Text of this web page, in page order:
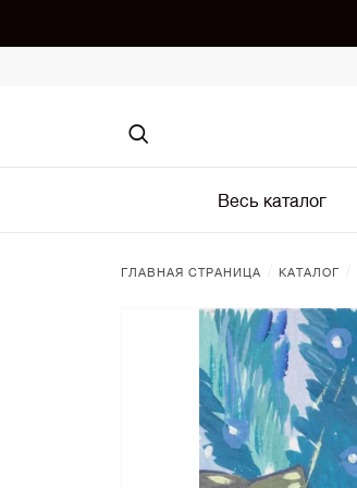
Весь каталог
ГЛАВНАЯ СТРАНИЦА КАТАЛОГ